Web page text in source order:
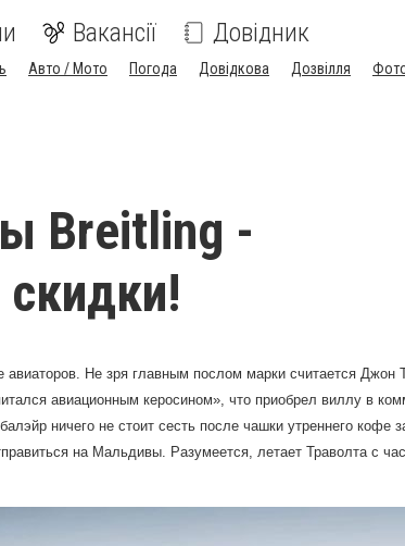
Вакансії Довідник
Авто / Мото Погода Довідкова Дозвілля
Breitling -
Не зря главным послом марки считается Джон
авиационным керосином», что приобрел виллу в
ничего не стоит сесть после чашки утреннего кофе
на Мальдивы. Разумеется, летает Траволта с